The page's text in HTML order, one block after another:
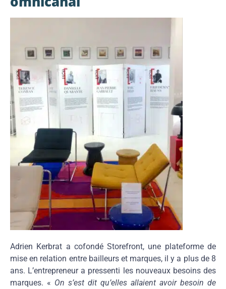
Adrien Kerbrat a cofondé Storefront, une plateforme de
mise en relation entre bailleurs et marques, il y a plus de 8
ans. L’entrepreneur a pressenti les nouveaux besoins des
marques. « On s’est dit qu’elles allaient avoir besoin de